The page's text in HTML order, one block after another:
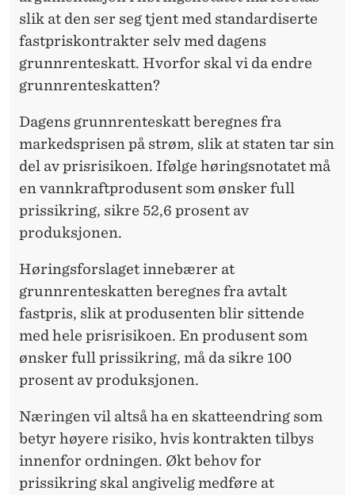
slik at den ser seg tjent med standardiserte
fastpriskontrakter selv med dagens
grunnrenteskatt. Hvorfor skal vi da endre
grunnrenteskatten?
Dagens grunnrenteskatt beregnes fra
markedsprisen på strøm, slik at staten tar sin
del av prisrisikoen. Ifølge høringsnotatet må
en vannkraftprodusent som ønsker full
prissikring, sikre 52,6 prosent av
produksjonen.
Høringsforslaget innebærer at
grunnrenteskatten beregnes fra avtalt
fastpris, slik at produsenten blir sittende
med hele prisrisikoen. En produsent som
ønsker full prissikring, må da sikre 100
prosent av produksjonen.
Næringen vil altså ha en skatteendring som
betyr høyere risiko, hvis kontrakten tilbys
innenfor ordningen. Økt behov for
prissikring skal angivelig medføre at